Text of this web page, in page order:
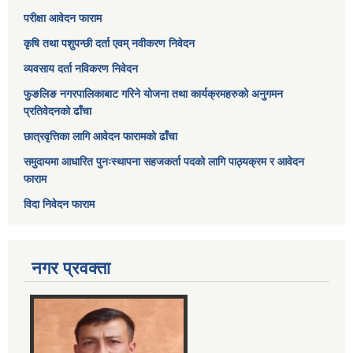
परीक्षा आवेदन फाराम
कृषि तथा पशुपन्छी दर्ता एवम् नवीकरण निवेदन
व्यवसाय दर्ता नविकरण निवेदन
फुङलिङ नगरपालिकाबाट गरिने योजना तथा कार्यक्रमहरुको अनुगमन
प्रतिवेदनको ढाँचा
छात्रवृत्तिका लागि आवेदन फारामको ढाँचा
समुदायमा आधारित पुनःस्थापना सहजकर्ता पदको लागि पाठ्यक्रम र आवेदन
फाराम
विदा निवेदन फाराम
नगर प्रवक्ता